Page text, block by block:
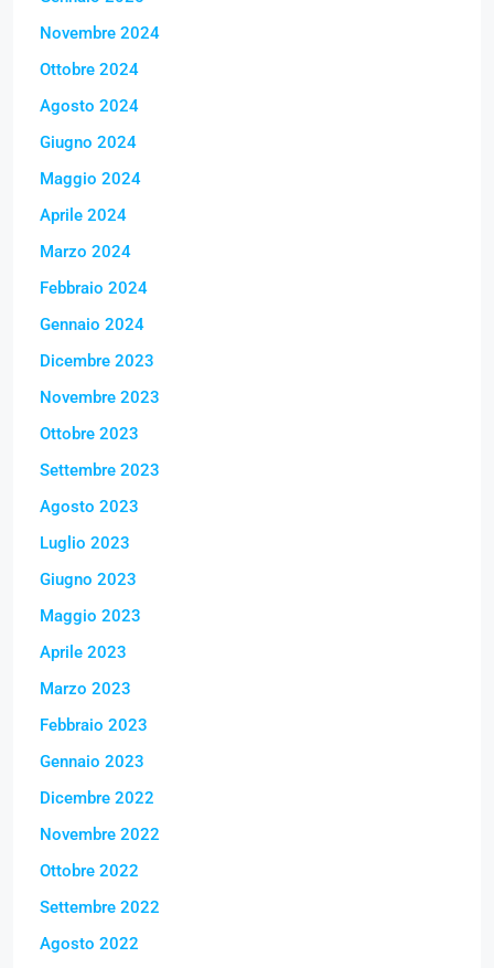
Novembre 2024
Ottobre 2024
Agosto 2024
Giugno 2024
Maggio 2024
Aprile 2024
Marzo 2024
Febbraio 2024
Gennaio 2024
Dicembre 2023
Novembre 2023
Ottobre 2023
Settembre 2023
Agosto 2023
Luglio 2023
Giugno 2023
Maggio 2023
Aprile 2023
Marzo 2023
Febbraio 2023
Gennaio 2023
Dicembre 2022
Novembre 2022
Ottobre 2022
Settembre 2022
Agosto 2022